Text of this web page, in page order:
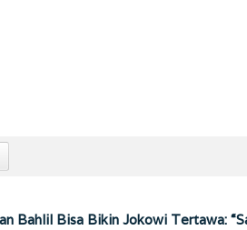
Bahlil Bisa Bikin Jokowi Tertawa: